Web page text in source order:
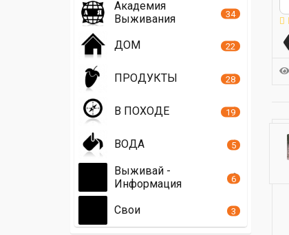
Академия
Выживания
34
ДОМ 22
ПРОДУКТЫ 28
В ПОХОДЕ 19
ВОДА 5
Выживай -
Информация
6
Свои 3